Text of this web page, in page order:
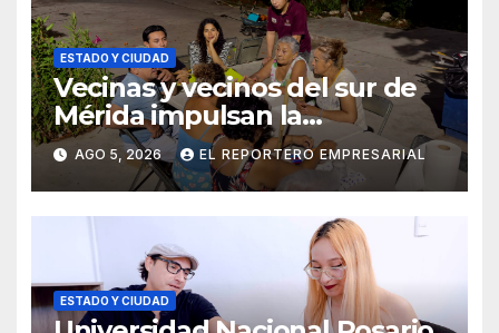
ESTADO Y CIUDAD
Vecinas y vecinos del sur de
Mérida impulsan la
recuperación de espacios
comunitarios
AGO 5, 2026 EL REPORTERO EMPRESARIAL
ESTADO Y CIUDAD